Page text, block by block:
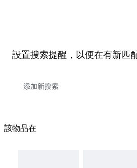
設置搜索提醒，以便在有新匹
該物品在